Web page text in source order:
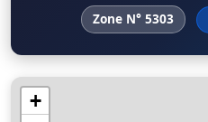
Zone N° 5303
+